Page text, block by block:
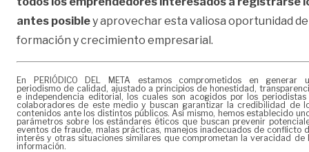
antes posibley aprovechar esta valiosa oportunidad de
formación y crecimiento empresarial.
En PERIÓDICO DEL META estamos comprometidos en generar
periodismo de calidad, ajustado a principios de honestidad,
e independencia editorial, los cuales son acogidos por los periodistas
colaboradores de este medio y buscan garantizar la credibilidad de
contenidos ante los distintos públicos. Así mismo, hemos establecido
parámetros sobre los estándares éticos que buscan prevenir
eventos de fraude, malas prácticas, manejos inadecuados de conflicto
interés y otras situaciones similares que comprometan la veracidad de
información.